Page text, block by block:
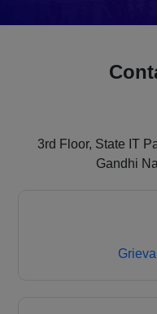
3rd Floor, State IT
Gandhi